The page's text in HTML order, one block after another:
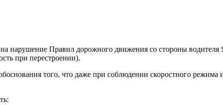
нарушение Правил дорожного движения со стороны водителя
при перестроении).
того, что даже при соблюдении скоростного режима